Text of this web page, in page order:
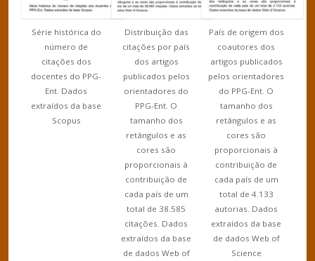
Série histórica do
número de
citações dos
docentes do PPG-
Ent. Dados
extraídos da base
Scopus
Distribuição das
citações por país
dos artigos
publicados pelos
orientadores do
PPG-Ent. O
tamanho dos
retângulos e as
cores são
proporcionais à
contribuição de
cada país de um
total de 38.585
citações. Dados
extraídos da base
de dados Web of
País de origem dos
coautores dos
artigos publicados
pelos orientadores
do PPG-Ent. O
tamanho dos
retângulos e as
cores são
proporcionais à
contribuição de
cada país de um
total de 4.133
autorias. Dados
extraídos da base
de dados Web of
Science